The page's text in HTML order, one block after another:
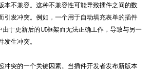
本不兼容。这种不兼容性可能导致插件之间的数
引发冲突。例如，一个用于自动填充表单的插件
于更新后的UI框架而无法正确工作，导致与另一
生冲突。
冲突的一个关键因素。当插件开发者发布新版本